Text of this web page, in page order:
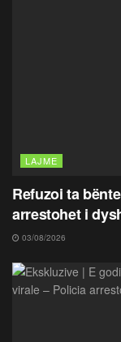
LAJME
Refuzoi ta
arrestohet i
03/08/2026